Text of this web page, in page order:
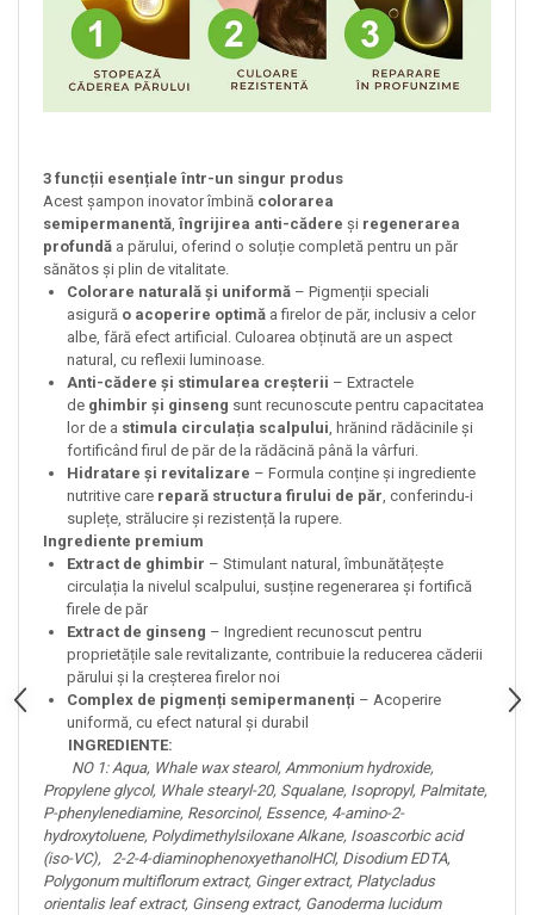
3 funcții esențiale într-un singur produs
Acest șampon inovator îmbină colorarea
semipermanentă,îngrijirea anti-cădere și regenerarea
profundă a părului, oferind o soluție completă pentru un păr
sănătos și plin de vitalitate.
Colorare naturală și uniformă – Pigmenții speciali
asigură o acoperire optimă a firelor de păr, inclusiv a celor
albe, fără efect artificial. Culoarea obținută are un aspect
natural, cu reflexii luminoase.
Anti-cădere și stimularea creșterii – Extractele
de ghimbir și ginseng sunt recunoscute pentru capacitatea
lor de a stimula circulația scalpului, hrănind rădăcinile și
fortificând firul de păr de la rădăcină până la vârfuri.
Hidratare și revitalizare – Formula conține și ingrediente
nutritive care repară structura firului de păr, conferindu-i
suplețe, strălucire și rezistență la rupere.
Ingrediente premium
Extract de ghimbir – Stimulant natural, îmbunătățește
circulația la nivelul scalpului, susține regenerarea și fortifică
firele de păr
Extract de ginseng – Ingredient recunoscut pentru
proprietățile sale revitalizante, contribuie la reducerea căderii
părului și la creșterea firelor noi
Complex de pigmenți semipermanenți – Acoperire
uniformă, cu efect natural și durabil
INGREDIENTE:
NO 1: Aqua, Whale wax stearol, Ammonium hydroxide,
Propylene glycol, Whale stearyl-20, Squalane, Isopropyl, Palmitate,
P-phenylenediamine, Resorcinol, Essence, 4-amino-2-
hydroxytoluene, Polydimethylsiloxane Alkane, Isoascorbic acid
(iso-VC), 2-2-4-diaminophenoxyethanolHCl, Disodium EDTA,
Polygonum multiflorum extract, Ginger extract, Platycladus
orientalis leaf extract, Ginseng extract, Ganoderma lucidum